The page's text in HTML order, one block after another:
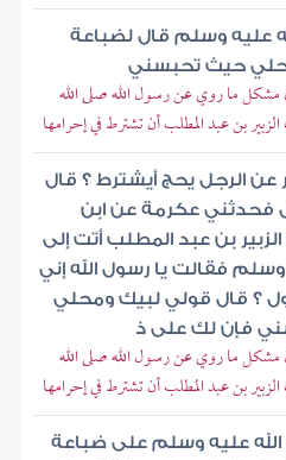
عليه وسلم قال لضباعة
حيث تحبسني
ما روي عن رسول الله صلى الله
بن عبد المطلب أن تشترط في إحرامها
الرجل يحج أيشترط ؟ قال
فحدثني عكرمة عن ابن
بن عبد المطلب أتت إلى
فقالت يا رسول الله إني
؟ قال قولي لبيك ومحلي
فإن لك على ذ
ما روي عن رسول الله صلى الله
بن عبد المطلب أن تشترط في إحرامها
عليه وسلم على ضباعة